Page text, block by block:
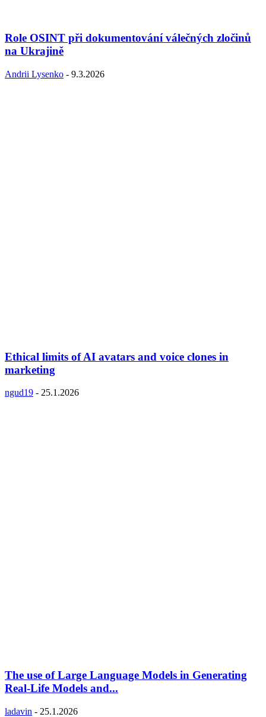
Role OSINT při dokumentování válečných zločinů
na Ukrajině
Andrii Lysenko - 9.3.2026
Ethical limits of AI avatars and voice clones in
marketing
ngud19 - 25.1.2026
The use of Large Language Models in Generating
Real-Life Models and...
ladavin - 25.1.2026